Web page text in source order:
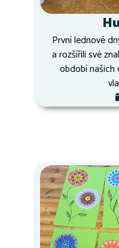
První lednové
a rozšířili své
období našich